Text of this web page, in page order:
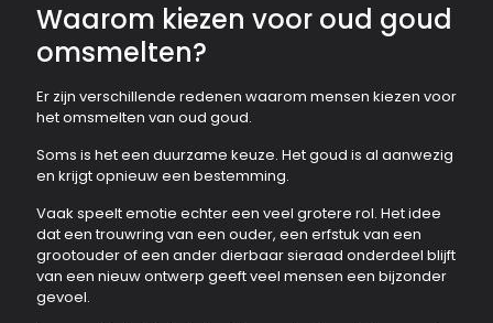
Waarom kiezen voor oud goud
omsmelten?
Er zijn verschillende redenen waarom mensen kiezen voor
het omsmelten van oud goud.
Soms is het een duurzame keuze. Het goud is al aanwezig
en krijgt opnieuw een bestemming.
Vaak speelt emotie echter een veel grotere rol. Het idee
dat een trouwring van een ouder, een erfstuk van een
grootouder of een ander dierbaar sieraad onderdeel blijft
van een nieuw ontwerp geeft veel mensen een bijzonder
gevoel.